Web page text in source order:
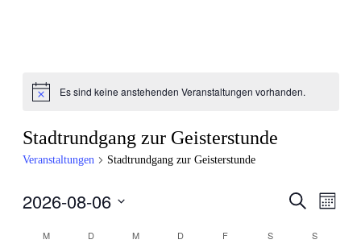
HinweisEs sind keine anstehenden Veranstaltungen vorhanden.
Stadtrundgang zur Geisterstunde
Veranstaltungen Stadtrundgang zur Geisterstunde
und
Suche
Monat
2026-08-06
wählen.
Kalender
M MONTAGDDIENSTAG
M MITTWOCH
D DONNERSTAG
F SSAMSTAGS